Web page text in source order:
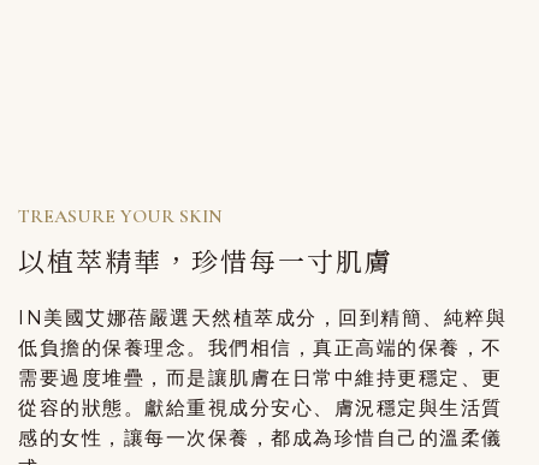
TREASURE YOUR SKIN
以植萃精華，珍惜每一寸肌膚
IN美國艾娜蓓嚴選天然植萃成分，回到精簡、純粹與
低負擔的保養理念。 我們相信，真正高端的保養，不
需要過度堆疊，而是讓肌膚在日常中維持更穩定、更
從容的狀態。 獻給重視成分安心、膚況穩定與生活質
感的女性，讓每一次保養，都成為珍惜自己的溫柔儀